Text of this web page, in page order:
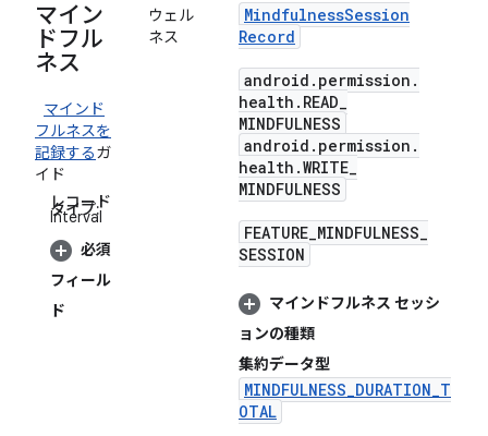
マイン
ドフル
ネス
マインド
フルネスを
記録するガ
イド
レコード
タイプ:
Interval
必須
フィール
ド
ウェル
ネス
MindfulnessSession
Record
android . permission .
health . READ_
MINDFULNESS
android . permission .
health .WRITE_
MINDFULNESS
FEATURE_MINDFULNESS_
SESSION
マインドフルネス セッシ
ョンの種類
集約データ型
MINDFULNESS_DURATION_T
OTAL